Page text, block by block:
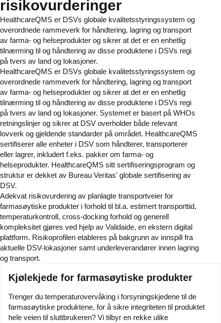
risikovurderinger
HealthcareQMS er DSVs globale kvalitetsstyringssystem og
overordnede rammeverk for håndtering, lagring og transport
av farma- og helseprodukter og sikrer at det er en enhetlig
tilnærming til og håndtering av disse produktene i DSVs regi
på tvers av land og lokasjoner.
HealthcareQMS er DSVs globale kvalitetsstyringssystem og
overordnede rammeverk for håndtering, lagring og transport
av farma- og helseprodukter og sikrer at det er en enhetlig
tilnærming til og håndtering av disse produktene i DSVs regi
på tvers av land og lokasjoner. Systemet er basert på WHOs
retningslinjer og sikrer at DSV overholder både relevant
lovverk og gjeldende standarder på området. HealthcareQMS
sertifiserer alle enheter i DSV som håndterer, transporterer
eller lagrer, inkludert f.eks. pakker om farma- og
helseprodukter. HealthcareQMS sitt sertifiseringsprogram og
struktur er dekket av Bureau Veritas' globale sertifisering av
DSV.
Adekvat risikovurdering av planlagte transportveier for
farmasøytiske produkter i forhold til bl.a. estimert transporttid,
temperaturkontroll, cross-docking forhold og generell
kompleksitet gjøres ved hjelp av Validaide, en ekstern digital
plattform. Risikoprofilen etableres på bakgrunn av innspill fra
aktuelle DSV-lokasjoner samt underleverandører innen lagring
og transport.
Kjølekjede for farmasøytiske produkter
Trenger du temperaturovervåking i forsyningskjedene til de
farmasøytiske produktene, for å sikre integriteten til produktet
hele veien til sluttbrukeren? Vi tilbyr en rekke ulike